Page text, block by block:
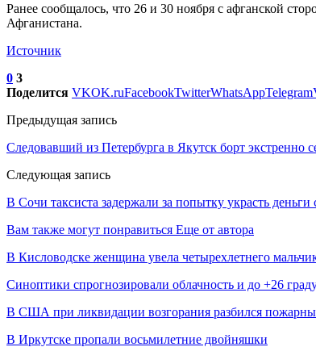
Ранее сообщалось, что 26 и 30 ноября с афганской
Афганистана.
Источник
0 3
Поделится VKOK.ruFacebookTwitterWhatsAppTelegram
Предыдущая запись
Следовавший из Петербурга в Якутск борт экстренно
Следующая запись
В Сочи таксиста задержали за попытку украсть
Вам также могут понравиться Еще от автора
В Кисловодске женщина увела четырехлетнего
Синоптики спрогнозировали облачность и до +26
В США при ликвидации возгорания разбился
В Иркутске пропали восьмилетние двойняшки